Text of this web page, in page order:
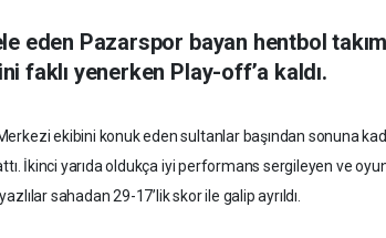
eden Pazarspor bayan hentbol
faklı yenerken Play-off’a kaldı.
ekibini konuk eden sultanlar başından sonuna
İkinci yarıda oldukça iyi performans sergileyen ve
sahadan 29-17’lik skor ile galip ayrıldı.